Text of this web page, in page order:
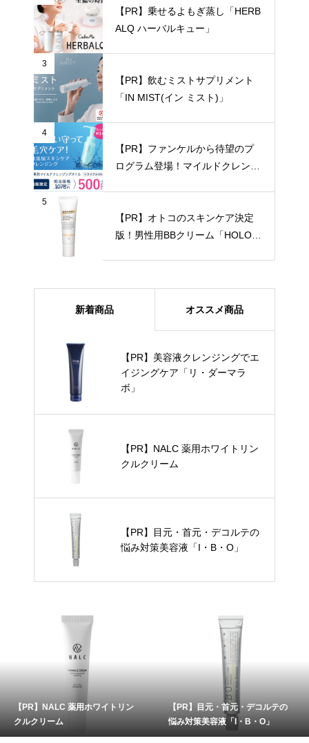
【PR】乗せるよもぎ蒸し「HERB
ALQ ハーバルキュー」
3
【PR】飲むミストサプリメント
「IN MIST(イン ミスト)」
4
【PR】ファンケルから待望のプ
ログラム登場！マイルドクレンジ
5
【PR】オトコのスキンケア決定
版！男性用BBクリーム「HOLO B
新着商品 オススメ商品
【PR】美容液クレンジングでエ
イジングケア「リ・ダーマラ
ボ」
【PR】NALC 薬用ホワイトリン
クルクリーム
【PR】目元・首元・デコルテの
悩み対策美容液「I・B・O」
【PR】NALC 薬用ホワイトリン
クルクリーム
【PR】目元・首元・デコルテの
悩み対策美容液「I・B・O」